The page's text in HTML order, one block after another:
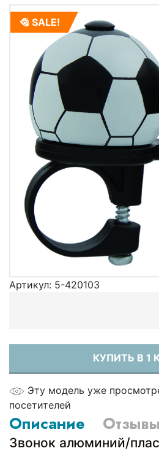
SALE!
Артикул: 5-420103
КУПИТЬ В 1
Эту модель уже
посетителей
Описание Отзывы
Звонок алюминий/